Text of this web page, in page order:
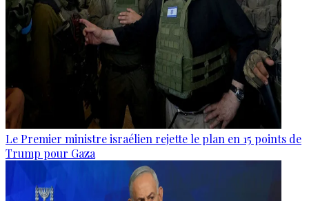
Le Premier ministre israélien rejette le plan en 15 points de
Trump pour Gaza